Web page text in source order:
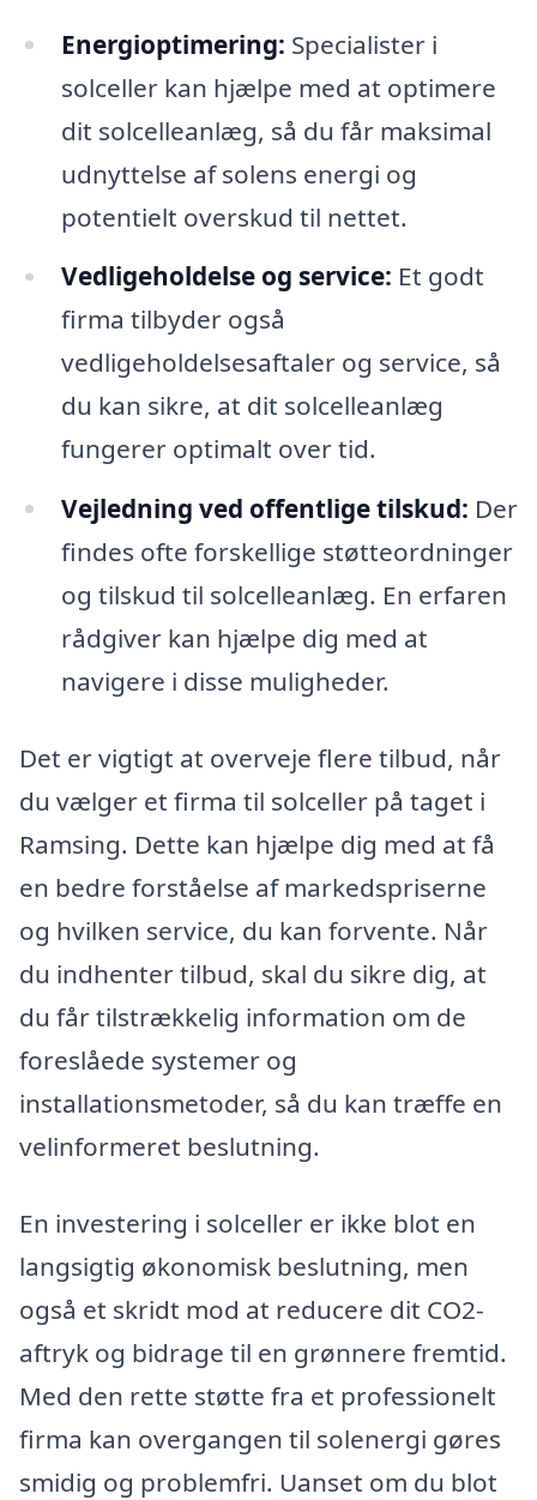
Energioptimering: Specialister i
solceller kan hjælpe med at optimere
dit solcelleanlæg, så du får maksimal
udnyttelse af solens energi og
potentielt overskud til nettet.
Vedligeholdelse og service: Et godt
firma tilbyder også
vedligeholdelsesaftaler og service, så
du kan sikre, at dit solcelleanlæg
fungerer optimalt over tid.
Vejledning ved offentlige tilskud: Der
findes ofte forskellige støtteordninger
og tilskud til solcelleanlæg. En erfaren
rådgiver kan hjælpe dig med at
navigere i disse muligheder.
Det er vigtigt at overveje flere tilbud, når
du vælger et firma til solceller på taget i
Ramsing. Dette kan hjælpe dig med at få
en bedre forståelse af markedspriserne
og hvilken service, du kan forvente. Når
du indhenter tilbud, skal du sikre dig, at
du får tilstrækkelig information om de
foreslåede systemer og
installationsmetoder, så du kan træffe en
velinformeret beslutning.
En investering i solceller er ikke blot en
langsigtig økonomisk beslutning, men
også et skridt mod at reducere dit CO2-
aftryk og bidrage til en grønnere fremtid.
Med den rette støtte fra et professionelt
firma kan overgangen til solenergi gøres
smidig og problemfri. Uanset om du blot